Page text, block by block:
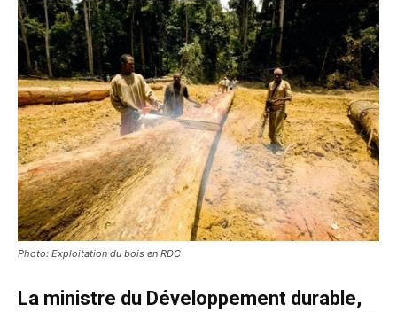
Photo: Exploitation du bois en RDC
La ministre du Développement durable,